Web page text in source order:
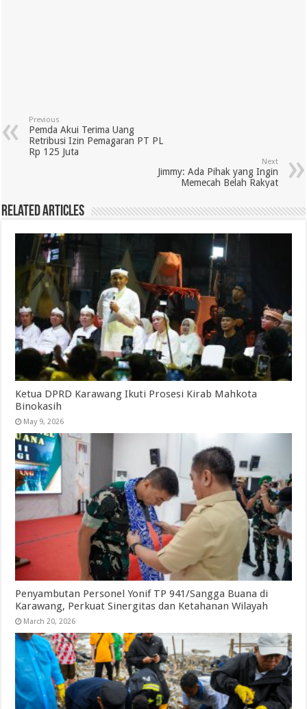
Previous
Pemda Akui Terima Uang
Retribusi Izin Pemagaran PT PL
Rp 125 Juta
Next
Jimmy: Ada Pihak yang Ingin
Memecah Belah Rakyat
Related Articles
Ketua DPRD Karawang Ikuti Prosesi Kirab Mahkota
Binokasih
May 9, 2026
Penyambutan Personel Yonif TP 941/Sangga Buana di
Karawang, Perkuat Sinergitas dan Ketahanan Wilayah
March 20, 2026